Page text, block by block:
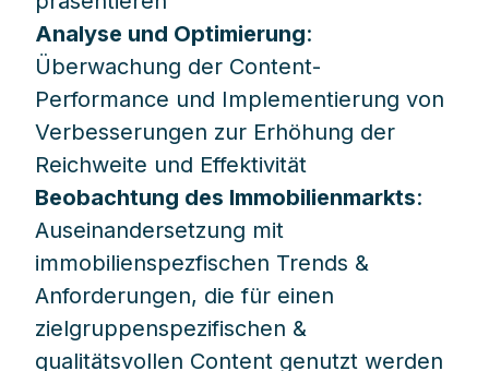
Analyse und Optimierung:
Überwachung der Content-
Performance und Implementierung von
Verbesserungen zur Erhöhung der
Reichweite und Effektivität
Beobachtung des Immobilienmarkts:
Auseinandersetzung mit
immobilienspezfischen Trends &
Anforderungen, die für einen
zielgruppenspezifischen &
qualitätsvollen Content genutzt werden